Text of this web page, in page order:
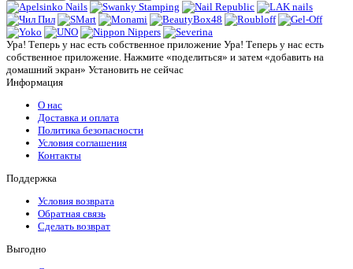
Ура! Теперь у нас есть собственное приложение Ура! Теперь у нас есть
собственное приложение. Нажмите «поделиться» и затем «добавить на
домашний экран» Установить не сейчас
Информация
О нас
Доставка и оплата
Политика безопасности
Условия соглашения
Контакты
Поддержка
Условия возврата
Обратная связь
Сделать возврат
Выгодно